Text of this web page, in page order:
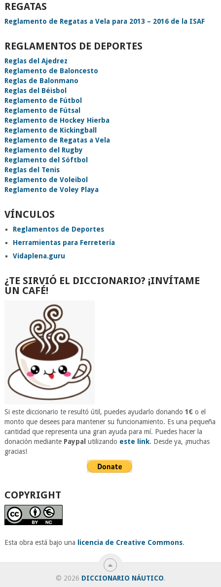
REGATAS
Reglamento de Regatas a Vela para 2013 – 2016 de la ISAF
REGLAMENTOS DE DEPORTES
Reglas del Ajedrez
Reglamento de Baloncesto
Reglas de Balonmano
Reglas del Béisbol
Reglamento de Fútbol
Reglamento de Fútsal
Reglamento de Hockey Hierba
Reglamento de Kickingball
Reglamento de Regatas a Vela
Reglamento del Rugby
Reglamento del Sóftbol
Reglas del Tenis
Reglamento de Voleibol
Reglamento de Voley Playa
VÍNCULOS
Reglamentos de Deportes
Herramientas para Ferretería
Vidaplena.guru
¿TE SIRVIÓ EL DICCIONARIO? ¡INVÍTAME
UN CAFÉ!
Si este diccionario te resultó útil, puedes ayudarlo donando 1€o el
monto que desees para mantener su funcionamiento. Es una pequeña
cantidad que representa una gran ayuda para mí. Puedes hacer la
donación mediante Paypal utilizando este link. Desde ya, ¡muchas
gracias!
COPYRIGHT
Esta obra está bajo una licencia de Creative Commons.
© 2026 DICCIONARIO NÁUTICO.